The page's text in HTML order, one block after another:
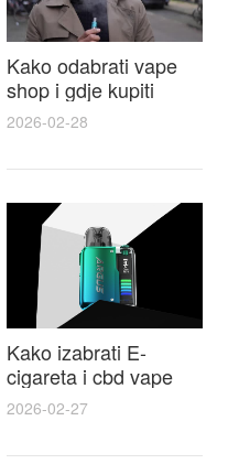
Kako odabrati vape
shop i gdje kupiti
Disposable Vapes uz
najbolje cijene
2026-02-28
Kako izabrati E-
cigareta i cbd vape
top modeli sigurnost
praktični savjeti za
kupovinu
2026-02-27